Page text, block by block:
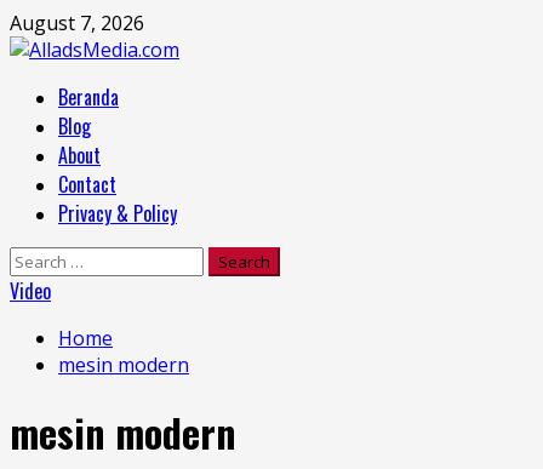
Skip
to
August 7, 2026
MenuBeranda
Blog
About
Contact
Privacy & Policy
Search
for:
Video
Home
mesin modern
mesin modern